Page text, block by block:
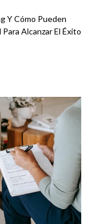
Y Cómo Pueden
Alcanzar El Éxito